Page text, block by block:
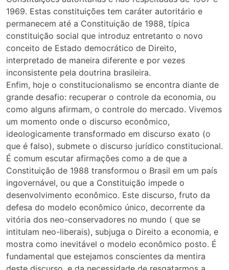
1969. Estas constituições tem caráter autoritário e
permanecem até a Constituição de 1988, típica
constituição social que introduz entretanto o novo
conceito de Estado democrático de Direito,
interpretado de maneira diferente e por vezes
inconsistente pela doutrina brasileira.
Enfim, hoje o constitucionalismo se encontra diante de
grande desafio: recuperar o controle da economia, ou
como alguns afirmam, o controle do mercado. Vivemos
um momento onde o discurso econômico,
ideologicamente transformado em discurso exato (o
que é falso), submete o discurso jurídico constitucional.
É comum escutar afirmações como a de que a
Constituição de 1988 transformou o Brasil em um país
ingovernável, ou que a Constituição impede o
desenvolvimento econômico. Este discurso, fruto da
defesa do modelo econômico único, decorrente da
vitória dos neo-conservadores no mundo ( que se
intitulam neo-liberais), subjuga o Direito a economia, e
mostra como inevitável o modelo econômico posto. É
fundamental que estejamos conscientes da mentira